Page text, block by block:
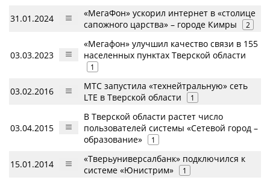
31.01.2024
«МегаФон» ускорил интернет в «столице
сапожного царства» – городе Кимры
2
03.03.2023
«Мегафон» улучшил качество связи в 155
населенных пунктах Тверской области
1
03.02.2016
МТС запустила «технейтральную» сеть
LTE в Тверской области
1
03.04.2015
В Тверской области растет число
пользователей системы «Сетевой город –
образование»
1
15.01.2014
«Тверьуниверсалбанк» подключился к
системе «Юнистрим»
1